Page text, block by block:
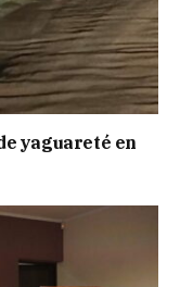
yaguareté en